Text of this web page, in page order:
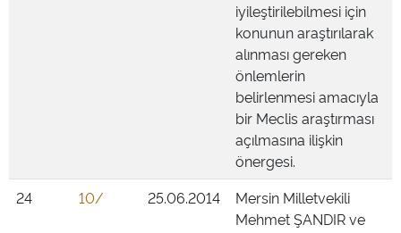
iyileştirilebilmesi için
konunun araştırılarak
alınması gereken
önlemlerin
belirlenmesi amacıyla
bir Meclis araştırması
açılmasına ilişkin
önergesi.
24
10/ 25.06.2014
Mersin Milletvekili
Mehmet ŞANDIR ve